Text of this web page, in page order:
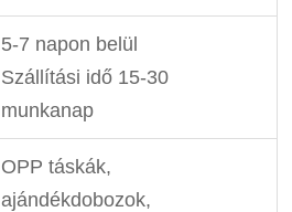
5-7 napon belül
Szállítási idő 15-30
munkanap
OPP táskák,
ajándékdobozok,